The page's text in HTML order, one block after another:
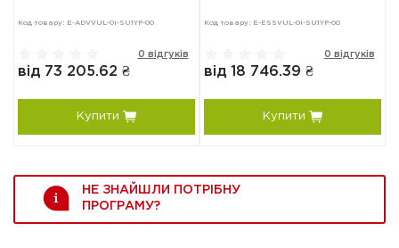
Код товару: E-ADVVUL-0I-SU1YP-00
0 відгуків
від 73 205.62 ₴
Купити
Код товару: E-ESSVUL-0I-SU1YP-00
0 відгуків
від 18 746.39 ₴
Купити
НЕ ЗНАЙШЛИ ПОТРІБНУ
ПРОГРАМУ?